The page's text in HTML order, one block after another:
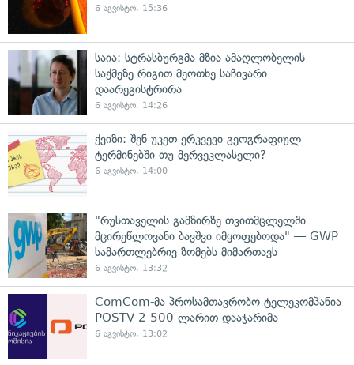
6 აგვისტო, 15:36
საია: სტრასბურგმა მზია ამაღლობელის
საქმეზე რიგით მეოთხე საჩივარი
დაარეგისტრირა
6 აგვისტო, 14:26
ქვიზი: შენ უკეთ ერკვევი გეოგრაფიულ
ტერმინებში თუ მერვეკლასელი?
6 აგვისტო, 14:00
"რუსთაველის გამზირზე თვითმცლელში
მცირეწლოვანი ბავშვი იმყოფებოდა" — GWP
სამართლებრივ ზომებს მიმართავს
6 აგვისტო, 13:32
ComCom-მა პროსამთავრობო ტელეკომპანია
POSTV 2 500 ლარით დააჯარიმა
6 აგვისტო, 13:02